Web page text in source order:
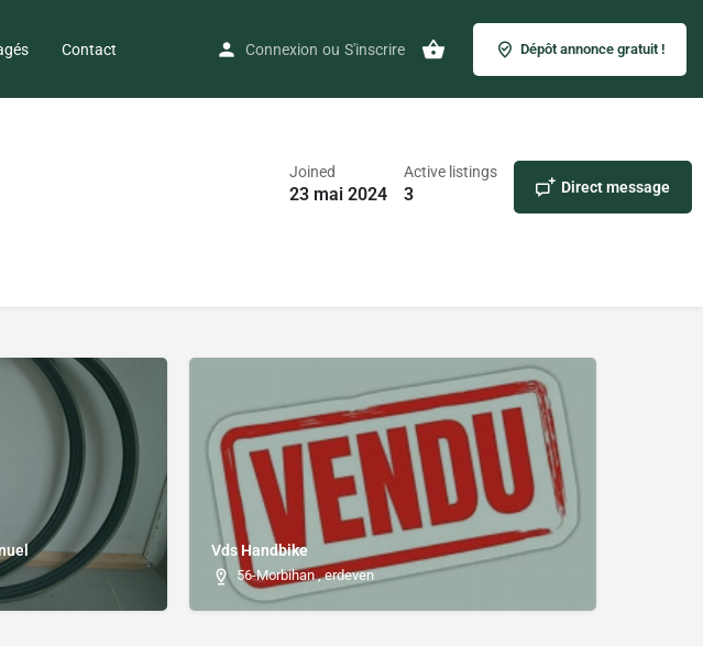
Contact Connexion ou S'inscrire Dépôt annonce gratuit !
Joined
23 mai 2024
Active listings
3 Direct message
Vds Handbike
56-Morbihan , erdeven